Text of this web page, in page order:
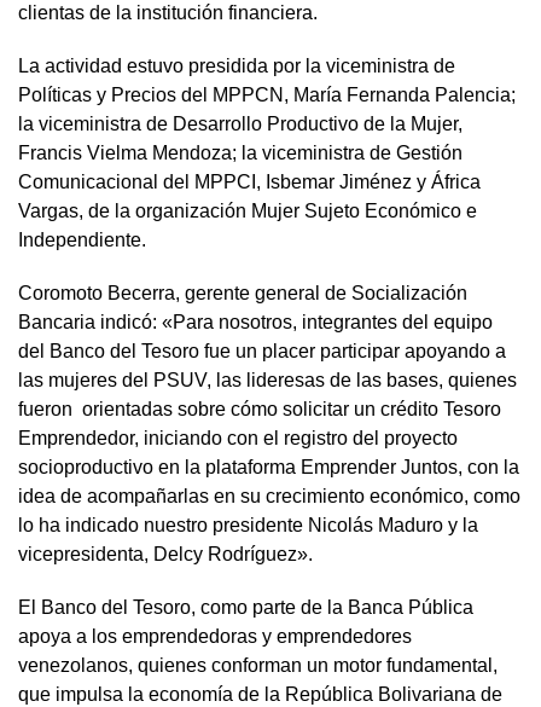
clientas de la institución financiera.
La actividad estuvo presidida por la viceministra de
Políticas y Precios del MPPCN, María Fernanda Palencia;
la viceministra de Desarrollo Productivo de la Mujer,
Francis Vielma Mendoza; la viceministra de Gestión
Comunicacional del MPPCI, Isbemar Jiménez y África
Vargas, de la organización Mujer Sujeto Económico e
Independiente.
Coromoto Becerra, gerente general de Socialización
Bancaria indicó: «Para nosotros, integrantes del equipo
del Banco del Tesoro fue un placer participar apoyando a
las mujeres del PSUV, las lideresas de las bases, quienes
fueron orientadas sobre cómo solicitar un crédito Tesoro
Emprendedor, iniciando con el registro del proyecto
socioproductivo en la plataforma Emprender Juntos, con la
idea de acompañarlas en su crecimiento económico, como
lo ha indicado nuestro presidente Nicolás Maduro y la
vicepresidenta, Delcy Rodríguez».
El Banco del Tesoro, como parte de la Banca Pública
apoya a los emprendedoras y emprendedores
venezolanos, quienes conforman un motor fundamental,
que impulsa la economía de la República Bolivariana de